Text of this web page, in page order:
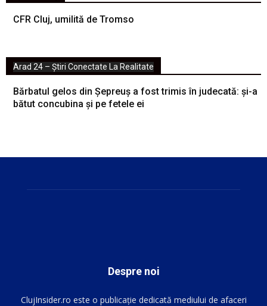
CFR Cluj, umilită de Tromso
Arad 24 – Știri Conectate La Realitate
Bărbatul gelos din Șepreuș a fost trimis în judecată: și-a
bătut concubina și pe fetele ei
Despre noi
ClujInsider.ro este o publicație dedicată mediului de afaceri